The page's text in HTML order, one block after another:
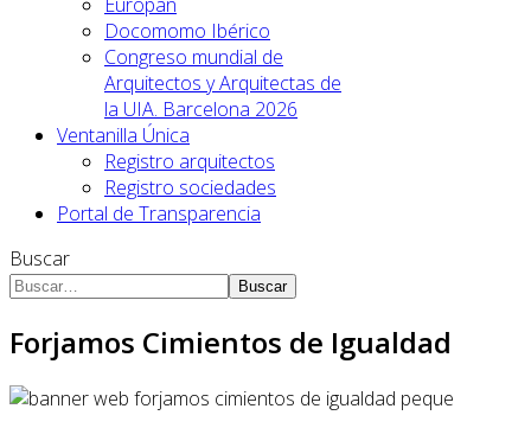
Docomomo Ibérico
Congreso mundial de
Arquitectos y Arquitectas de
la UIA. Barcelona 2026
Ventanilla Única
Registro arquitectos
Registro sociedades
Portal de Transparencia
Buscar
Buscar
Forjamos Cimientos de Igualdad